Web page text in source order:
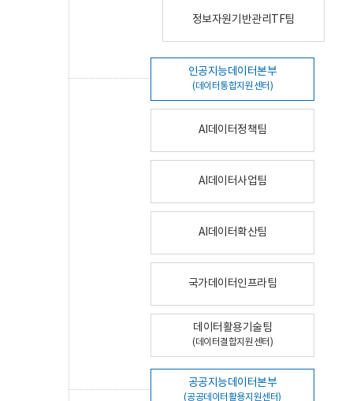
정보자원기반관리TF팀
인공지능데이터본부
(데이터통합지원센터)
AI데이터정책팀
AI데이터사업팀
AI데이터확산팀
국가데이터인프라팀
데이터활용기술팀
(데이터결합지원센터)
공공지능데이터본부
(공공데이터활용지원센터)